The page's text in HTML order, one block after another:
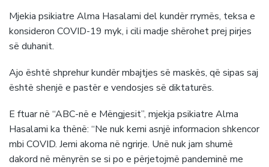
Mjekia psikiatre Alma Hasalami del kundër rrymës, teksa e
konsideron COVID-19 myk, i cili madje shërohet prej pirjes
së duhanit.
Ajo është shprehur kundër mbajtjes së maskës, që sipas saj
është shenjë e pastër e vendosjes së diktaturës.
E ftuar në “ABC-në e Mëngjesit”, mjekja psikiatre Alma
Hasalami ka thënë: “Ne nuk kemi asnjë informacion shkencor
mbi COVID. Jemi akoma në ngrirje. Unë nuk jam shumë
dakord në mënyrën se si po e përjetojmë pandeminë me